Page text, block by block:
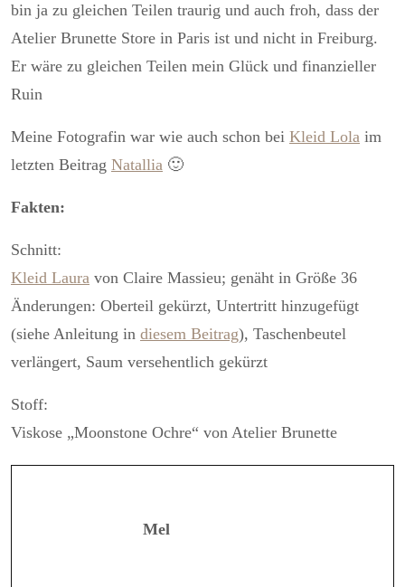
bin ja zu gleichen Teilen traurig und auch froh, dass der
Atelier Brunette Store in Paris ist und nicht in Freiburg.
Er wäre zu gleichen Teilen mein Glück und finanzieller
Ruin
Meine Fotografin war wie auch schon bei Kleid Lola im
letzten Beitrag Natallia 🙂
Fakten:
Schnitt:
Kleid Laura von Claire Massieu; genäht in Größe 36
Änderungen: Oberteil gekürzt, Untertritt hinzugefügt
(siehe Anleitung in diesem Beitrag), Taschenbeutel
verlängert, Saum versehentlich gekürzt
Stoff:
Viskose „Moonstone Ochre“ von Atelier Brunette
Mel